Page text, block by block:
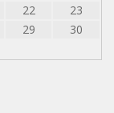
22
23
29
30